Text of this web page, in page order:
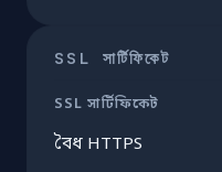
SSL সার্টিফিকেট
SSL সার্টিফিকেট
বৈধ HTTPS